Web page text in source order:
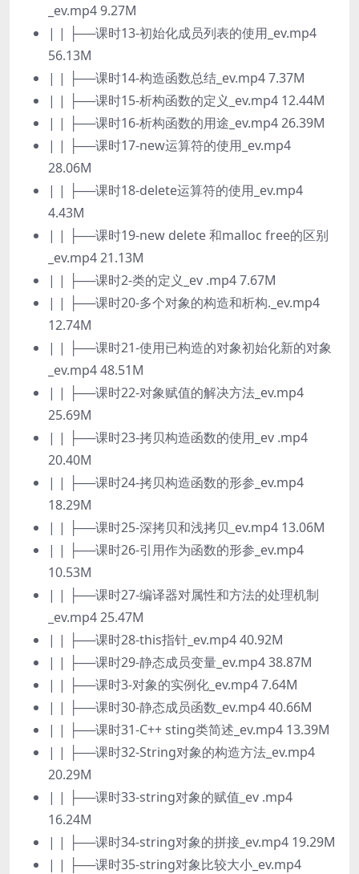
_ev.mp4 9.27M
| | ├──课时13-初始化成员列表的使用_ev.mp4
56.13M
| | ├──课时14-构造函数总结_ev.mp4 7.37M
| | ├──课时15-析构函数的定义_ev.mp4 12.44M
| | ├──课时16-析构函数的用途_ev.mp4 26.39M
| | ├──课时17-new运算符的使用_ev.mp4
28.06M
| | ├──课时18-delete运算符的使用_ev.mp4
4.43M
| | ├──课时19-new delete 和malloc free的区别
_ev.mp4 21.13M
| | ├──课时2-类的定义_ev .mp4 7.67M
| | ├──课时20-多个对象的构造和析构._ev.mp4
12.74M
| | ├──课时21-使用已构造的对象初始化新的对象
_ev.mp4 48.51M
| | ├──课时22-对象赋值的解决方法_ev.mp4
25.69M
| | ├──课时23-拷贝构造函数的使用_ev .mp4
20.40M
| | ├──课时24-拷贝构造函数的形参_ev.mp4
18.29M
| | ├──课时25-深拷贝和浅拷贝_ev.mp4 13.06M
| | ├──课时26-引用作为函数的形参_ev.mp4
10.53M
| | ├──课时27-编译器对属性和方法的处理机制
_ev.mp4 25.47M
| | ├──课时28-this指针_ev.mp4 40.92M
| | ├──课时29-静态成员变量_ev.mp4 38.87M
| | ├──课时3-对象的实例化_ev.mp4 7.64M
| | ├──课时30-静态成员函数_ev.mp4 40.66M
| | ├──课时31-C++ sting类简述_ev.mp4 13.39M
| | ├──课时32-String对象的构造方法_ev.mp4
20.29M
| | ├──课时33-string对象的赋值_ev .mp4
16.24M
| | ├──课时34-string对象的拼接_ev.mp4 19.29M
| | ├──课时35-string对象比较大小_ev.mp4